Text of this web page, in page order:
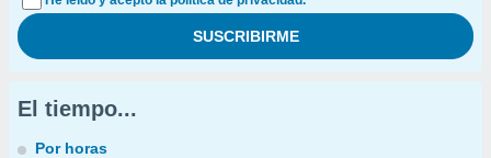
El tiempo...
Por horas